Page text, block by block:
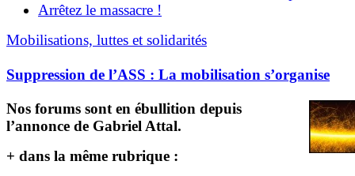
Arrêtez le massacre !
Mobilisations, luttes et solidarités
Suppression de l’ASS : La mobilisation s’organise
Nos forums sont en ébullition depuis
l’annonce de Gabriel Attal.
+ dans la même rubrique :